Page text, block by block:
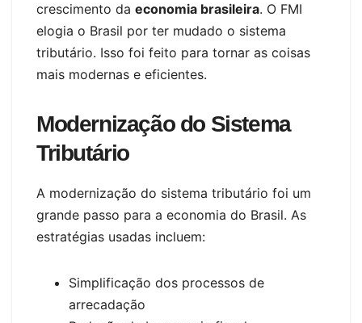
crescimento da economia brasileira. O FMI
elogia o Brasil por ter mudado o sistema
tributário. Isso foi feito para tornar as coisas
mais modernas e eficientes.
Modernização do Sistema
Tributário
A modernização do sistema tributário foi um
grande passo para a economia do Brasil. As
estratégias usadas incluem:
Simplificação dos processos de
arrecadação